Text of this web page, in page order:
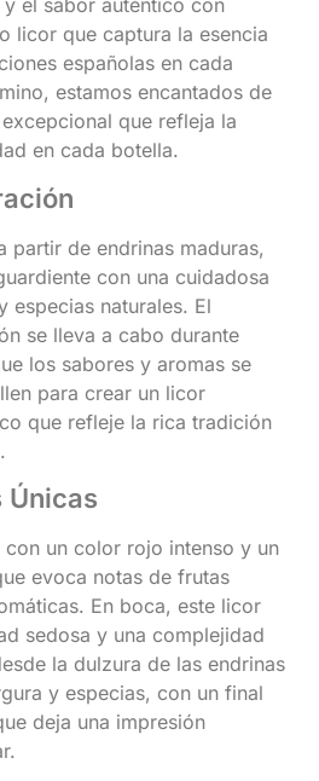
el sabor auténtico con
licor que captura la esencia
españolas en cada
estamos encantados de
que refleja la
en cada botella.
partir de endrinas maduras,
con una cuidadosa
especias naturales. El
se lleva a cabo durante
los sabores y aromas se
para crear un licor
que refleje la rica tradición
con un color rojo intenso y un
evoca notas de frutas
En boca, este licor
sedosa y una complejidad
la dulzura de las endrinas
y especias, con un final
deja una impresión